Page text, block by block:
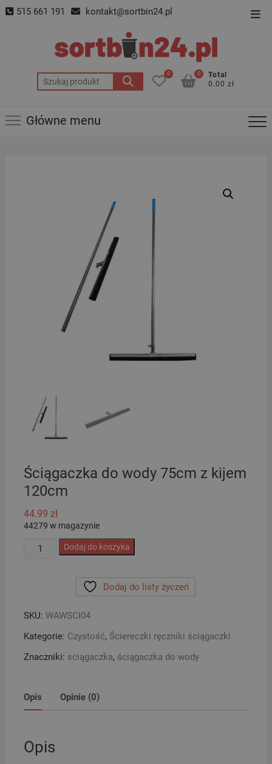
Skip 515 661 191 kontakt@sortbin24.pl
Szukaj:
0
Total
0.00 zł
0
Główne menu
Ściągaczka do wody 75cm z kijem
120cm
44.99 zł
44279 w magazynie
ilość
z
kijem
Dodaj do koszyka
Dodaj do listy życzeń
SKU: WAWSCI04
Kategorie: Czystość, Ściereczki ręczniki ściągaczki
Znaczniki: sciągaczka, ściągaczka do wody
Opis Opinie (0)
Opis